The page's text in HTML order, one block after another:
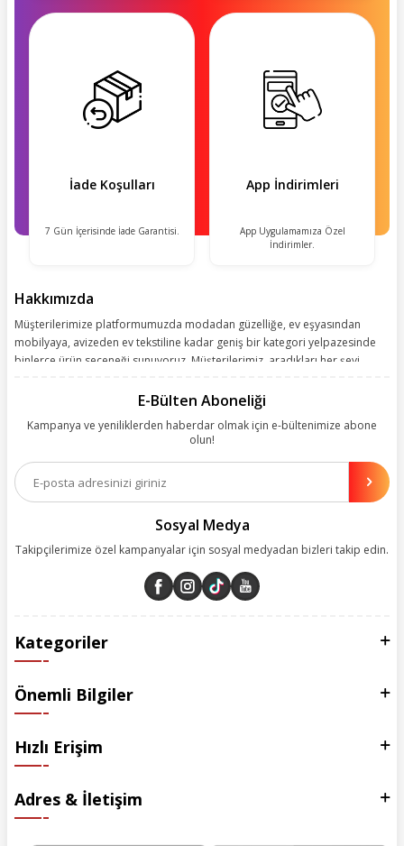
İade Koşulları
7 Gün İçerisinde İade Garantisi.
App İndirimleri
App Uygulamamıza Özel
İndirimler.
Hakkımızda
Müşterilerimize platformumuzda modadan güzelliğe, ev eşyasından
mobilyaya, avizeden ev tekstiline kadar geniş bir kategori yelpazesinde
binlerce ürün seçeneği sunuyoruz. Müşterilerimiz, aradıkları her şeyi
kolay, kusursuz ve keyifli bir alışveriş yolculuğu sunarken deneyiminize
olanakları sunuyoruz. Çalışmalarımızı müşterilerimizin memnuniyetini
esas alarak yürütüyoruz.
E-Bülten Aboneliği
Kampanya ve yeniliklerden haberdar olmak için e-bültenimize abone
olun!
Sosyal Medya
Takipçilerimize özel kampanyalar için sosyal medyadan bizleri takip edin.
Kategoriler
Önemli Bilgiler
Hızlı Erişim
Adres & İletişim